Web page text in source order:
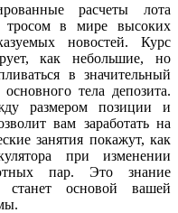
расчеты лота
тросом в мире высоких
новостей. Курс
как небольшие, но
в значительный
тела депозита.
размером позиции и
вам заработать на
занятия покажут, как
при изменении
пар. Это знание
основой вашей